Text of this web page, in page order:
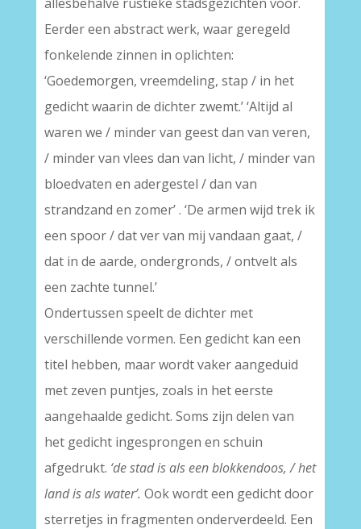
Eerder een abstract werk, waar geregeld
fonkelende zinnen in oplichten:
‘Goedemorgen, vreemdeling, stap / in het
gedicht waarin de dichter zwemt.’‘Altijd al
waren we / minder van geest dan van veren,
/ minder van vlees dan van licht, / minder van
bloedvaten en adergestel / dan van
strandzand en zomer’ . ‘De armen wijd trek ik
een spoor / dat ver van mij vandaan gaat, /
dat in de aarde, ondergronds, / ontvelt als
een zachte tunnel.’
Ondertussen speelt de dichter met
verschillende vormen. Een gedicht kan een
titel hebben, maar wordt vaker aangeduid
met zeven puntjes, zoals in het eerste
aangehaalde gedicht. Soms zijn delen van
het gedicht ingesprongen en schuin
afgedrukt. ‘de stad is als een blokkendoos, / het
land is als water’. Ook wordt een gedicht door
sterretjes in fragmenten onderverdeeld. Een